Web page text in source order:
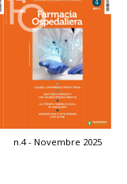
n.4 - Novembre 2025